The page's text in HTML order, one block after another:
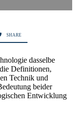
SHARE
dasselbe
Definitionen,
Technik und
beider
Entwicklung